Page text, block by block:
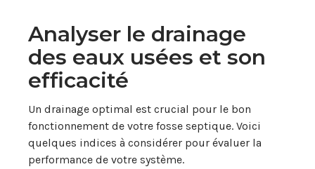
Analyser le drainage
des eaux usées et son
efficacité
Un drainage optimal est crucial pour le bon
fonctionnement de votre fosse septique. Voici
quelques indices à considérer pour évaluer la
performance de votre système.